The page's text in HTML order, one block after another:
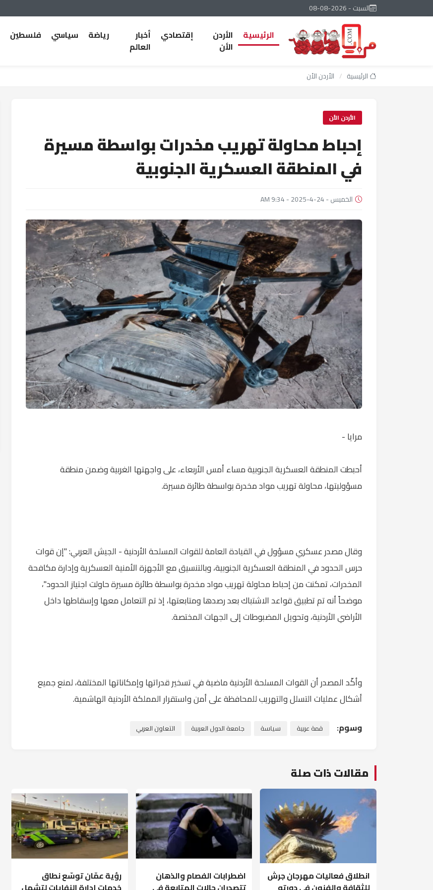
السبت - 2026-08-08
الرئيسية
الأردن
الأن
إقتصادي
أخبار
العالم
رياضة سياسي فلسطين
الرئيسية / الأردن الأن
الأردن الأن
إحباط محاولة تهريب مخدرات بواسطة مسيرة
في المنطقة العسكرية الجنوبية
الخميس - 24-4-2025 - 9:34 AM
مرايا -
أحبطت المنطقة العسكرية الجنوبية مساء أمس الأربعاء، على واجهتها الغربية وضمن منطقة
مسؤوليتها، محاولة تهريب مواد مخدرة بواسطة طائرة مسيرة.
وقال مصدر عسكري مسؤول في القيادة العامة للقوات المسلحة الأردنية - الجيش العربي: "إن قوات
حرس الحدود في المنطقة العسكرية الجنوبية، وبالتنسيق مع الأجهزة الأمنية العسكرية وإدارة مكافحة
المخدرات، تمكنت من إحباط محاولة تهريب مواد مخدرة بواسطة طائرة مسيرة حاولت اجتياز الحدود"،
موضحاً أنه تم تطبيق قواعد الاشتباك بعد رصدها ومتابعتها، إذ تم التعامل معها وإسقاطها داخل
الأراضي الأردنية، وتحويل المضبوطات إلى الجهات المختصة.
وأكّد المصدر أن القوات المسلحة الأردنية ماضية في تسخير قدراتها وإمكاناتها المختلفة، لمنع جميع
أشكال عمليات التسلل والتهريب للمحافظة على أمن واستقرار المملكة الأردنية الهاشمية.
وسوم: قمة عربية سياسة جامعة الدول العربية التعاون العربي
مقالات ذات صلة
انطلاق فعاليات مهرجان جرش
اضطرابات الفصام والذهان
رؤية عمّان توسّع نطاق